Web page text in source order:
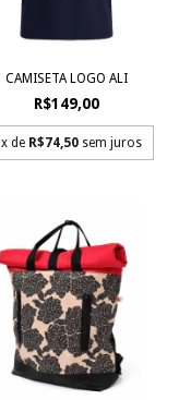
CAMISETA LOGO ALI
R$149,00
x de R$74,50 sem juros